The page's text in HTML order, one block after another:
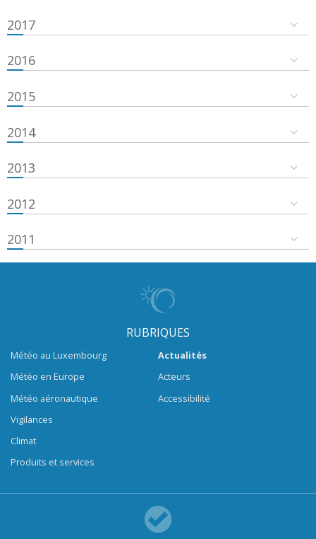
2017
2016
2015
2014
2013
2012
2011
RUBRIQUES
Météo au Luxembourg
Météo en Europe
Météo aéronautique
Vigilances
Climat
Produits et services
Actualités
Acteurs
Accessibilité